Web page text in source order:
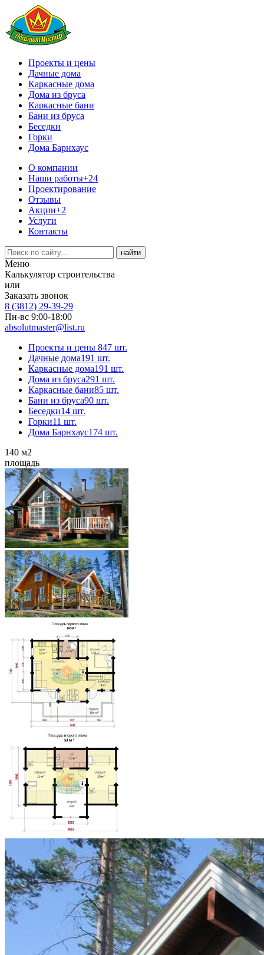
Проекты и цены
Дачные дома
Каркасные дома
Дома из бруса
Каркасные бани
Бани из бруса
Беседки
Горки
Дома Барнхаус
О компании
Наши работы+24
Проектирование
Отзывы
Акции+2
Услуги
Контакты
Меню
Калькулятор строительства
или
Заказать звонок
8 (3812) 29-39-29
Пн-вс 9:00-18:00
absolutmaster@list.ru
Проекты и цены 847 шт.
Дачные дома191 шт.
Каркасные дома191 шт.
Дома из бруса291 шт.
Каркасные бани85 шт.
Бани из бруса90 шт.
Беседки14 шт.
Горки11 шт.
Дома Барнхаус174 шт.
140 м2
площадь